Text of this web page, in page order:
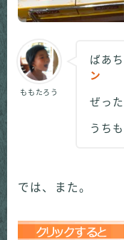
ももたろう
ばあ
ン
ぜっ
うち
では、また。